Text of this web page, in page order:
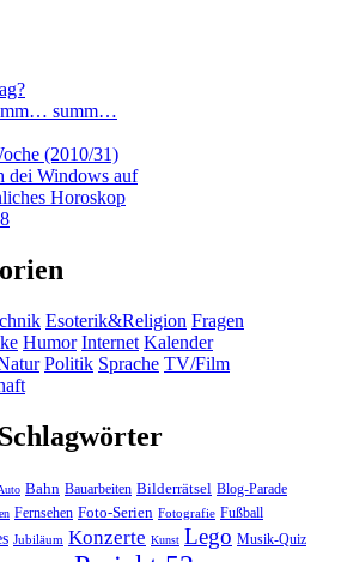
summ…
(2010/31)
dei Windows auf
Horoskop
Esoterik&Religion Fragen
Humor Internet Kalender
Politik Sprache TV/Film
Bahn Bauarbeiten Bilderrätsel Blog-Parade
Fernsehen Foto-Serien Fotografie Fußball
Jubiläum Konzerte Kunst Lego Musik-Quiz